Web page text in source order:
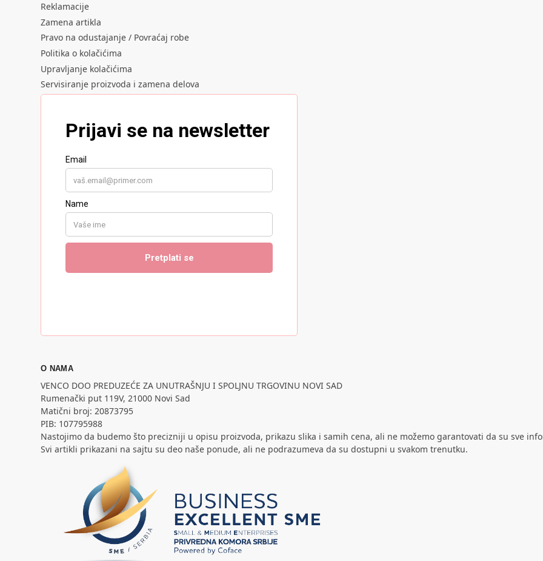
Reklamacije
Zamena artikla
Pravo na odustajanje / Povraćaj robe
Politika o kolačićima
Upravljanje kolačićima
Servisiranje proizvoda i zamena delova
O NAMA
VENCO DOO PREDUZEĆE ZA UNUTRAŠNJU I SPOLJNU TRGOVINU NOVI SAD
Rumenački put 119V, 21000 Novi Sad
Matični broj: 20873795
PIB: 107795988
Nastojimo da budemo što precizniji u opisu proizvoda, prikazu slika i samih cena, ali ne možemo garantovati da su sve
Svi artikli prikazani na sajtu su deo naše ponude, ali ne podrazumeva da su dostupni u svakom trenutku.